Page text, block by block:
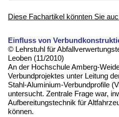
Diese Fachartikel könnten Sie
Einfluss von
© Lehrstuhl für
Leoben (11/2010)
An der Hochschule Amberg-
Verbundprojektes unter Leitung
Stahl-Aluminium-Verbundprofile
untersucht. Zentrale Frage war,
Aufbereitungstechnik für
können.